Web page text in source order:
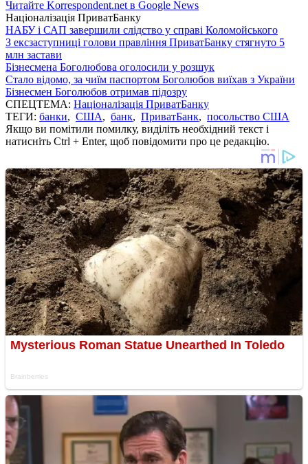
Читайте Korrespondent.net в Google News
Націоналізація ПриватБанку
НАБУ і САП завершили слідство у справі Коломойського
З ексзаступниці голови правління ПриватБанку стягнуто 5
млн застави
Бізнесмена Боголюбова оголосили у розшук
Стало відомо, за чиїм паспортом Боголюбов виїхав з України
Бізнесмен Боголюбов отримав підозру
СПЕЦТЕМА: Націоналізація ПриватБанку
ТЕГИ: банки, США, банк, ПриватБанк, посольство США
Якщо ви помітили помилку, виділіть необхідний текст і
натисніть Ctrl + Enter, щоб повідомити про це редакцію.